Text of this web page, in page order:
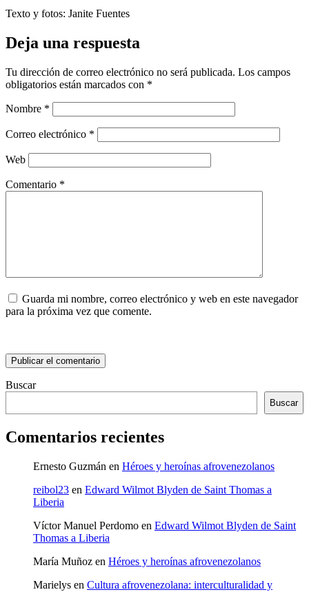
Texto y fotos: Janite Fuentes
Deja una respuesta
Tu dirección de correo electrónico no será publicada. Los campos
obligatorios están marcados con *
Nombre *
Correo electrónico *
Web
Comentario *
Guarda mi nombre, correo electrónico y web en este navegador
para la próxima vez que comente.
Buscar
Buscar
Comentarios recientes
Ernesto Guzmán en Héroes y heroínas afrovenezolanos
reibol23 en Edward Wilmot Blyden de Saint Thomas a
Liberia
Víctor Manuel Perdomo en Edward Wilmot Blyden de Saint
Thomas a Liberia
María Muñoz en Héroes y heroínas afrovenezolanos
Marielys en Cultura afrovenezolana: interculturalidad y